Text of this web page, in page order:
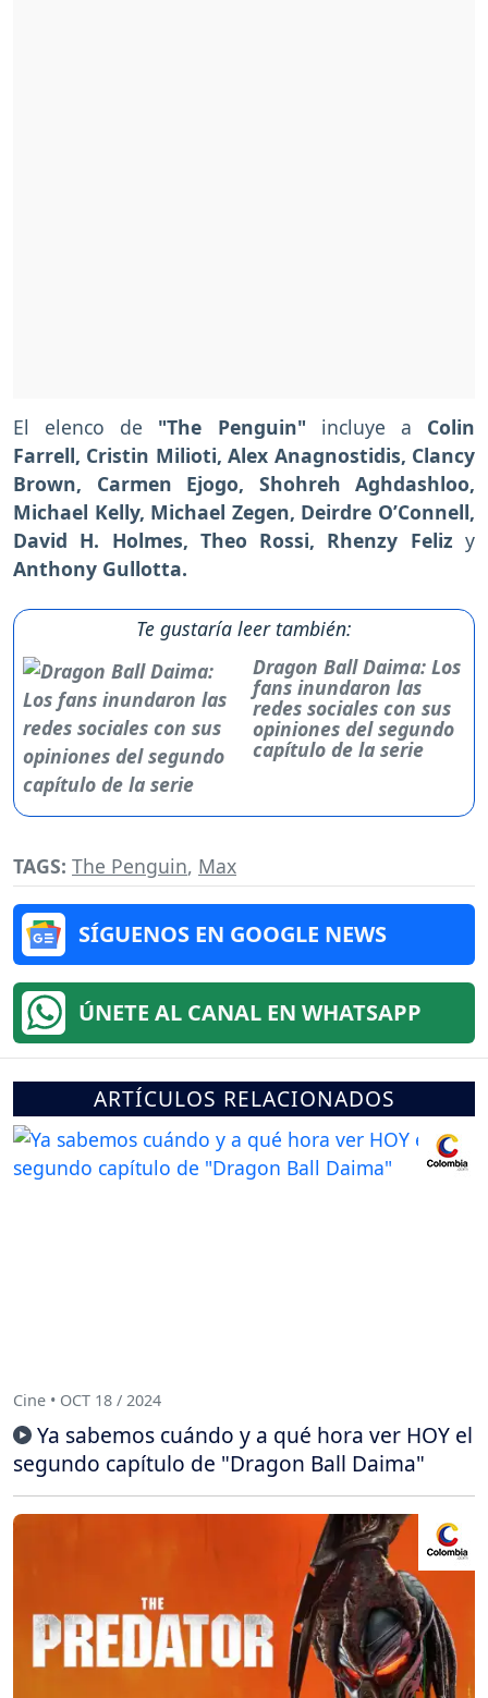
El elenco de "The Penguin" incluye a Colin
Farrell, Cristin Milioti, Alex Anagnostidis, Clancy
Brown, Carmen Ejogo, Shohreh Aghdashloo,
Michael Kelly, Michael Zegen, Deirdre O’Connell,
David H. Holmes, Theo Rossi, Rhenzy Feliz y
Anthony Gullotta.
Te gustaría leer también:
Dragon Ball Daima: Los
fans inundaron las
redes sociales con sus
opiniones del segundo
capítulo de la serie
TAGS: The Penguin, Max
SÍGUENOS EN GOOGLE NEWS
ÚNETE AL CANAL EN WHATSAPP
ARTÍCULOS RELACIONADOS
Cine • OCT 18 / 2024
Ya sabemos cuándo y a qué hora ver HOY el
segundo capítulo de "Dragon Ball Daima"